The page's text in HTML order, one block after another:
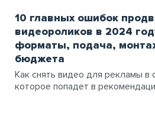
10 главных ошибок
видеороликов в 2024
форматы, подача,
бюджета
Как снять видео для рекламы в
которое попадет в